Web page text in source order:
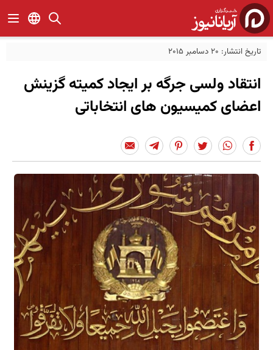
تاریخ انتشار: 20 دسامبر 2015
انتقاد ولسی جرگه بر ایجاد کمیته گزینش
اعضای کمیسیون های انتخاباتی